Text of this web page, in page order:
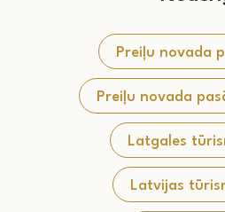
Preiļu novada
Preiļu novada
Latgales
Latvijas